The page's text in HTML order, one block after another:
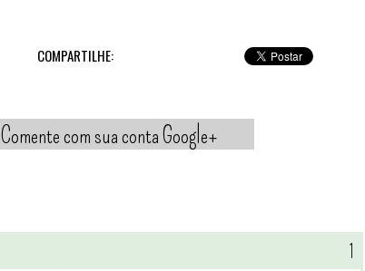
COMPARTILHE:
Comente com sua conta Google+